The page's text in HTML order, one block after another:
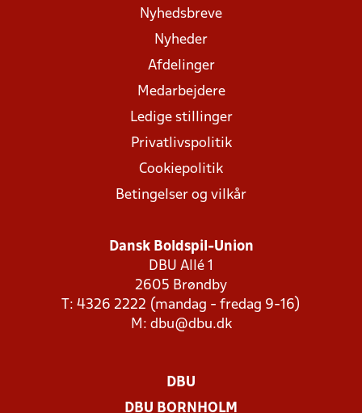
Nyhedsbreve
Nyheder
Afdelinger
Medarbejdere
Ledige stillinger
Privatlivspolitik
Cookiepolitik
Betingelser og vilkår
Dansk Boldspil-Union
DBU Allé 1
2605 Brøndby
T: 4326 2222 (mandag - fredag 9-16)
M: dbu@dbu.dk
DBU
DBU BORNHOLM